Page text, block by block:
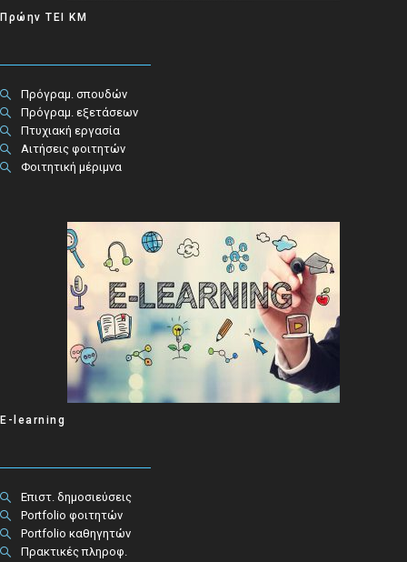
Πρώην ΤΕΙ ΚΜ
Πρόγραμ. σπουδών
Πρόγραμ. εξετάσεων
Πτυχιακή εργασία
Αιτήσεις φοιτητών
Φοιτητική μέριμνα
E-learning
Επιστ. δημοσιεύσεις
Portfolio φοιτητών
Portfolio καθηγητών
Πρακτικές πληροφ.​